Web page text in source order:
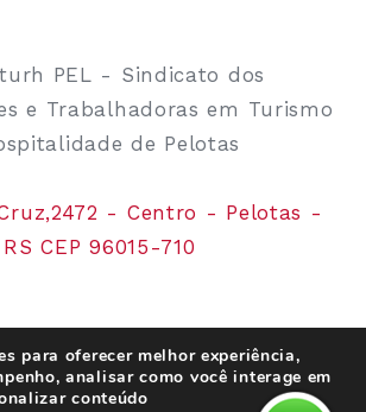
PEL - Sindicato dos
e Trabalhadoras em Turismo
de Pelotas
- Centro - Pelotas -
RS CEP 96015-710
para oferecer melhor experiência,
analisar como você interage em
conteúdo